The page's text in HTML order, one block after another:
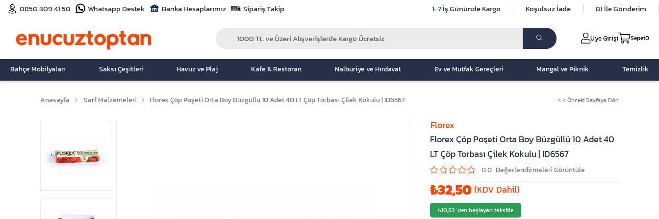
0850 309 41 50 Whatsapp Destek Banka Hesaplarımız Sipariş Takip 1-7 İş Gününde Kargo Koşulsuz İade 81 İle Gönderim
Üye Girişi Sepet0
Bahçe Mobilyaları Saksı Çeşitleri Havuz ve Plaj Kafe & Restoran Nalburiye ve Hırdavat Ev ve Mutfak Gereçleri Mangal ve Piknik Temizlik
Anasayfa Sarf Malzemeleri Florex Çöp Poşeti Orta Boy Büzgüllü 10 Adet 40 LT Çöp Torbası Çilek Kokulu | ID6567 < < Önceki Sayfaya Dön
Florex Çöp Poşeti Orta Boy Büzgüllü 10 Adet 40
LT Çöp Torbası Çilek Kokulu | ID6567
0.0
₺32,50(KDV Dahil)
₺10,83`den başlayan taksitle
Florex